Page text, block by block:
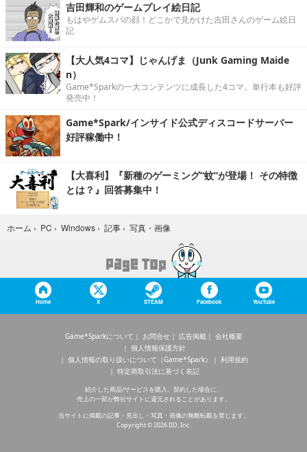
吉田輝和のゲームプレイ絵日記
もはやゲムスパの顔！どこかで見かけた吉田さんのゲーム絵日
記
【大人気4コマ】じゃんげま（Junk Gaming Maide
n）
Game*Sparkの一大コンテンツに成長した4コマ。単行本も好評
発売中！
Game*Spark/インサイド公式ディスコードサーバー
好評稼働中！
【大喜利】『新種のゲーミング“蚊”が登場！ その特徴
とは？』回答募集中！
ホーム › PC › Windows › 記事 › 写真・画像
Home X STEAM Facebook YouTube
Game*Sparkについて お問合せ 広告掲載
会社概要
個人情報保護方針
個人情報の取り扱いについて（Game*Spark）
利用規約
特定商取引法に基づく表記
紹介した商品/サービスを購入、契約した場合に、
売上の一部が弊社サイトに還元されることがあります。
当サイトに掲載の記事・見出し・写真・画像の無断転載を禁じます。
Copyright © 2026 IID, Inc.